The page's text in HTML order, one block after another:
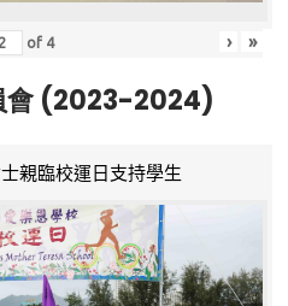
of 4 › »
會 (2023-2024)
親臨校運日支持學生